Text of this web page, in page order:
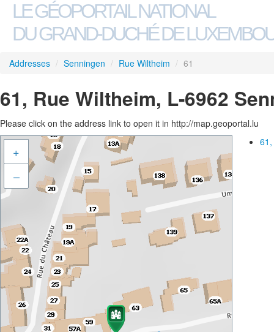
LE GÉOPORTAIL NATIONAL
DU GRAND-DUCHÉ DE
Addresses / Senningen / Rue Wiltheim / 61
61, Rue Wiltheim, L-6962
Please click on the address link to open it in http://map.geoportal.lu
+
–